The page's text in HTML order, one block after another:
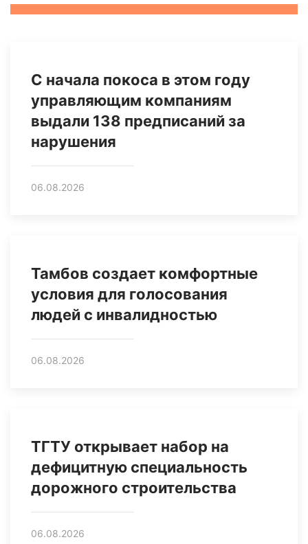
С начала покоса в этом году
управляющим компаниям
выдали 138 предписаний за
нарушения
06.08.2026
Тамбов создает комфортные
условия для голосования
людей с инвалидностью
06.08.2026
ТГТУ открывает набор на
дефицитную специальность
дорожного строительства
06.08.2026